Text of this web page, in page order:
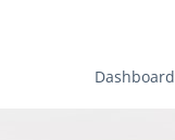
Dashboard